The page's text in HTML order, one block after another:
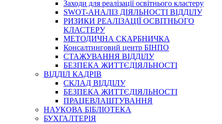
Заходи для реалізації освітнього кластеру
SWOT-АНАЛІЗ ДІЯЛЬНОСТІ ВІДДІЛУ
РИЗИКИ РЕАЛІЗАЦІЇ ОСВІТНЬОГО
КЛАСТЕРУ
МЕТОДИЧНА СКАРБНИЧКА
Консалтинговий центр БІНПО
СТАЖУВАННЯ ВІДДІЛУ
БЕЗПЕКА ЖИТТЄДІЯЛЬНОСТІ
ВІДДІЛ КАДРІВ
СКЛАД ВІДДІЛУ
БЕЗПЕКА ЖИТТЄДІЯЛЬНОСТІ
ПРАЦЕВЛАШТУВАННЯ
НАУКОВА БІБЛІОТЕКА
БУХГАЛТЕРІЯ